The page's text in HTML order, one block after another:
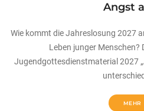
Angst
Wie kommt die Jahreslosung 2027
Leben junger
Jugendgottesdienstmaterial 2027
MEHR